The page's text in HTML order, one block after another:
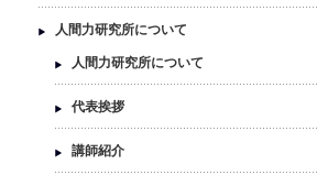
人間力研究所について
人間力研究所について
代表挨拶
講師紹介